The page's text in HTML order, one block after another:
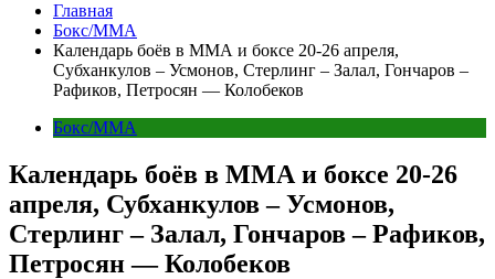
Главная
Бокс/MMA
Календарь боёв в ММА и боксе 20-26 апреля,
Субханкулов – Усмонов, Стерлинг – Залал, Гончаров –
Рафиков, Петросян — Колобеков
Бокс/MMA
Календарь боёв в ММА и боксе 20-26
апреля, Субханкулов – Усмонов,
Стерлинг – Залал, Гончаров – Рафиков,
Петросян — Колобеков